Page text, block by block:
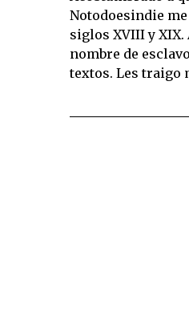
Notodoesindie
siglos XVIII y
nombre de
textos. Les traigo